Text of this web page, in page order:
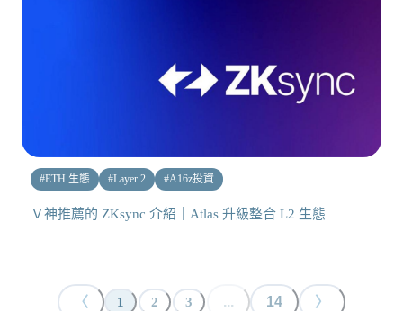
#ETH 生態 #Layer 2 #A16z投資
Ｖ神推薦的 ZKsync 介紹｜Atlas 升級整合 L2 生態
〈 1 2 3 ... 14 〉